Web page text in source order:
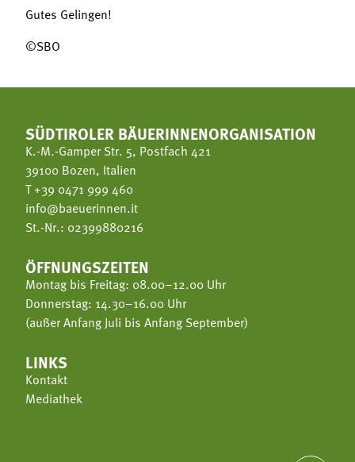
Gutes Gelingen!
©SBO
SÜDTIROLER BÄUERINNENORGANISATION
K.-M.-Gamper Str. 5, Postfach 421
39100 Bozen, Italien
T+39 0471 999 460
info@baeuerinnen.it
St.-Nr.: 02399880216
ÖFFNUNGSZEITEN
Montag bis Freitag: 08.00–12.00 Uhr
Donnerstag: 14.30–16.00 Uhr
(außer Anfang Juli bis Anfang September)
LINKS
Kontakt
Mediathek